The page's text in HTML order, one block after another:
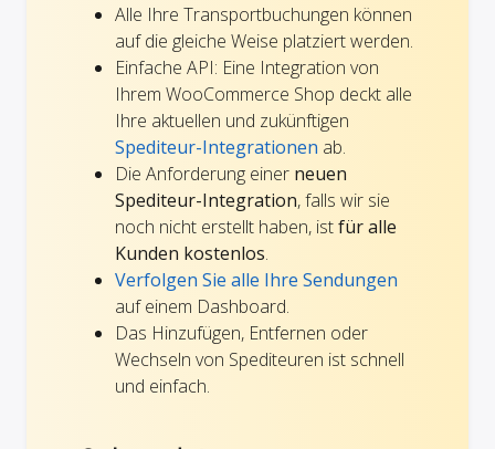
Alle Ihre Transportbuchungen können
auf die gleiche Weise platziert werden.
Einfache API: Eine Integration von
Ihrem WooCommerce Shop deckt alle
Ihre aktuellen und zukünftigen
Spediteur-Integrationen ab.
Die Anforderung einer neuen
Spediteur-Integration, falls wir sie
noch nicht erstellt haben, istfür alle
Kunden kostenlos.
Verfolgen Sie alle Ihre Sendungen
auf einem Dashboard.
Das Hinzufügen, Entfernen oder
Wechseln von Spediteuren ist schnell
und einfach.